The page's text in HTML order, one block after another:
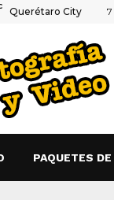
Querétaro City
PAQUETES